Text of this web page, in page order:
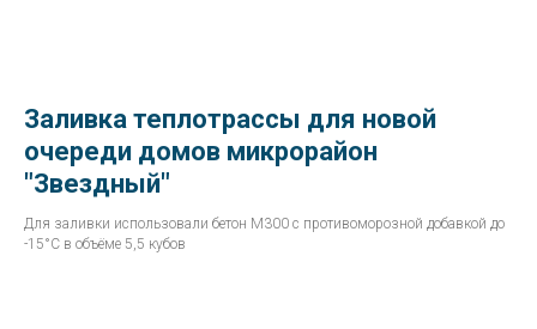
Заливка теплотрассы для новой
очереди домов микрорайон
"Звездный"
Для заливки использовали бетон М300 с противоморозной добавкой до
-15°С в объёме 5,5 кубов